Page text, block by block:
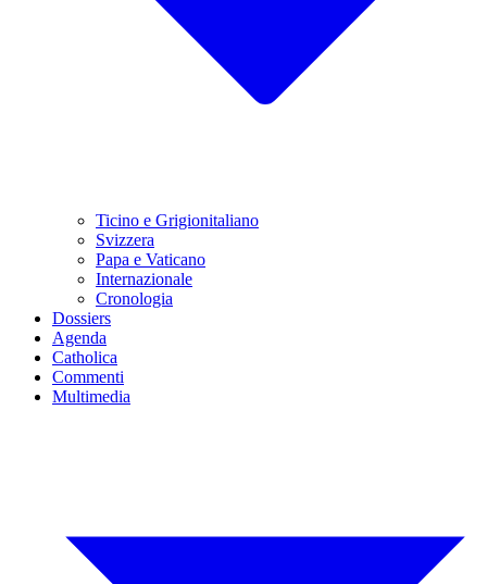
Ticino e Grigionitaliano
Svizzera
Papa e Vaticano
Internazionale
Cronologia
Dossiers
Agenda
Catholica
Commenti
Multimedia